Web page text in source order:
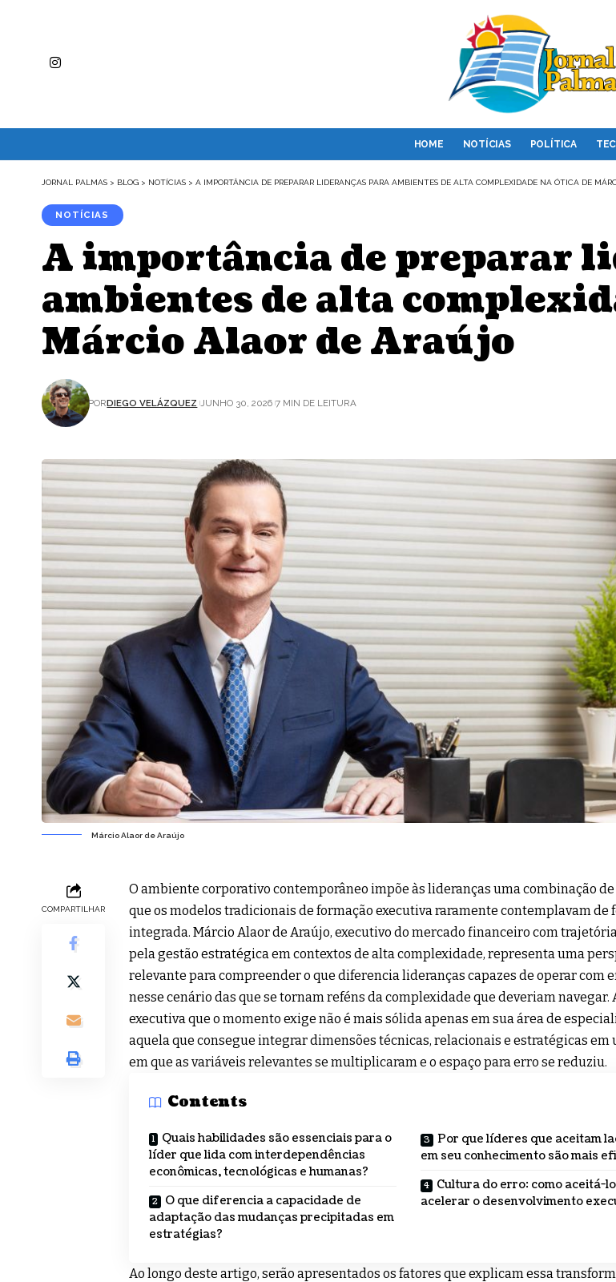
HOME NOTÍCIAS POLÍTICA
JORNAL PALMAS > BLOG > NOTÍCIAS > A IMPORTÂNCIA DE PREPARAR LIDERANÇAS PARA AMBIENTES DE ALTA COMPLEXIDADE NA ÓTICA DE
NOTÍCIAS
A importância de preparar
ambientes de alta
Márcio Alaor de Araújo
PORDIEGO VELÁZQUEZ JUNHO 30, 2026 7 MIN DE LEITURA
Márcio Alaor de Araújo
COMPARTILHAR
O ambiente corporativo contemporâneo impõe às lideranças uma combinação
que os modelos tradicionais de formação executiva raramente contemplavam de
integrada. Márcio Alaor de Araújo, executivo do mercado financeiro com
pela gestão estratégica em contextos de alta complexidade, representa uma
relevante para compreender o que diferencia lideranças capazes de operar com
nesse cenário das que se tornam reféns da complexidade que deveriam navegar.
executiva que o momento exige não é mais sólida apenas em sua área de
aquela que consegue integrar dimensões técnicas, relacionais e estratégicas em
em que as variáveis relevantes se multiplicaram e o espaço para erro se reduziu.
Contents
Quais habilidades são essenciais para o
líder que lida com interdependências
econômicas, tecnológicas e humanas?
O que diferencia a capacidade de
adaptação das mudanças precipitadas em
estratégias?
Por que líderes que aceitam
em seu conhecimento são mais
Cultura do erro: como aceitá-
acelerar o desenvolvimento
Ao longo deste artigo, serão apresentados os fatores que explicam essa